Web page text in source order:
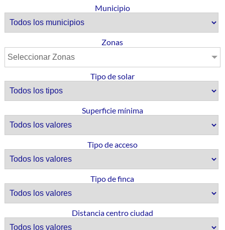
Municipio
Zonas
Seleccionar Zonas
Tipo de solar
Superficie mínima
Tipo de acceso
Tipo de finca
Distancia centro ciudad